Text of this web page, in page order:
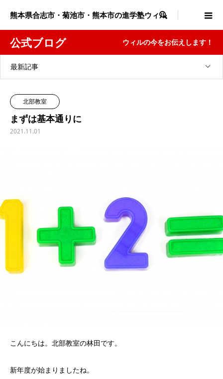
熊本県合志市・菊池市・熊本市の進学塾ウィル

公式ブログ ウィルの今をお伝えします！
最新記事
北部教室
まずは基本通りに
2021.11.01
こんにちは。北部教室の林田です。
新年度が始まりましたね。